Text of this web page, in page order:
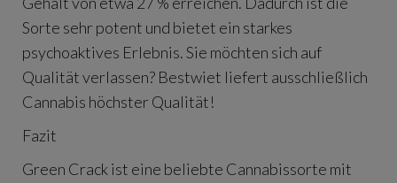
Sorte sehr potent und bietet ein starkes
psychoaktives Erlebnis. Sie möchten sich auf
Qualität verlassen? Bestwiet liefert ausschließlich
Cannabis höchster Qualität!
Fazit
Green Crack ist eine beliebte Cannabissorte mit